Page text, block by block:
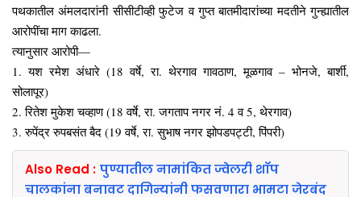
पथकातील अंमलदारांनी सीसीटीव्ही फुटेज व गुप्त बातमीदारांच्या मदतीने गुन्ह्यातील
आरोपींचा माग काढला.
त्यानुसार आरोपी—
1. यश रमेश अंधारे (18 वर्षे, रा. थेरगाव गावठाण, मूळगाव – भोनजे, बार्शी,
सोलापूर)
2. रितेश मुकेश चव्हाण (18 वर्षे, रा. जगताप नगर नं. 4 व 5, थेरगाव)
3. रुपेंद्र रुपबसंत बैद (19 वर्षे, रा. सुभाष नगर झोपडपट्टी, पिंपरी)
Also Read : पुण्यातील नामांकित ज्वेलरी शॉप
चालकांना बनावट दागिन्यांनी फसवणारा भामटा जेरबंद